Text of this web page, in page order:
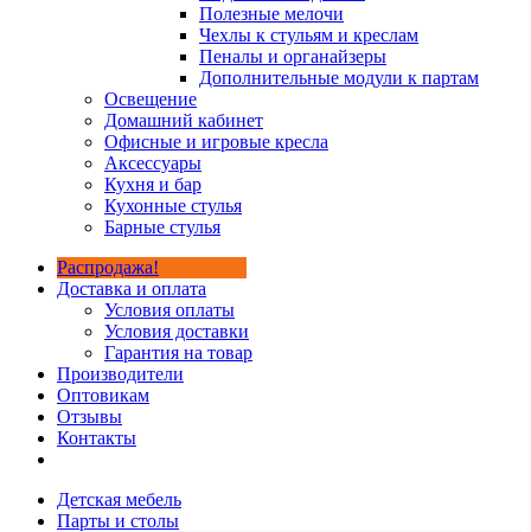
Полезные мелочи
Чехлы к стульям и креслам
Пеналы и органайзеры
Дополнительные модули к партам
Освещение
Домашний кабинет
Офисные и игровые кресла
Аксессуары
Кухня и бар
Кухонные стулья
Барные стулья
Распродажа!
Доставка и оплата
Условия оплаты
Условия доставки
Гарантия на товар
Производители
Оптовикам
Отзывы
Контакты
Детская мебель
Парты и столы